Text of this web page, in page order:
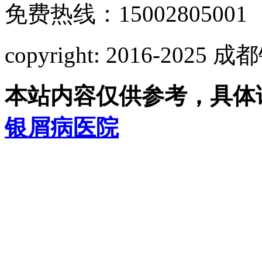
免费热线：15002805001
copyright: 2016-2025 成
本站内容仅供参考，具
银屑病医院